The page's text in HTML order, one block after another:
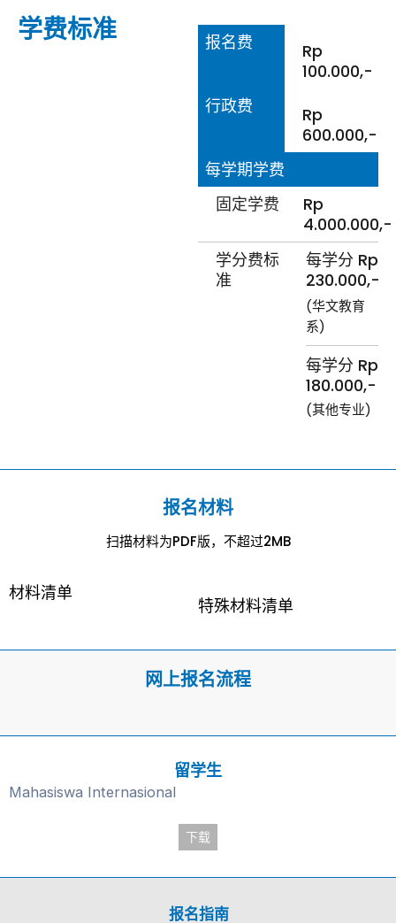
学费标准 报名费
Rp
100.000,-
行政费
Rp
600.000,-
每学期学费
固定学费
Rp
4.000.000,-
学分费标
准
每学分 Rp
230.000,-
(华文教育
系)
每学分 Rp
180.000,-
(其他专业)
报名材料
扫描材料为PDF版，不超过2MB
材料清单
特殊材料清单
网上报名流程
留学生
Mahasiswa Internasional
下载
报名指南